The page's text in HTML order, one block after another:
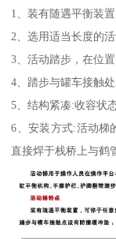
1、装有随遇平衡装
2、选用适当长度的
3、活动踏步，在位
4、踏步与罐车接触
5、结构紧凑:收容状
6、安装方式:活动梯
直接焊于栈桥上与鹤